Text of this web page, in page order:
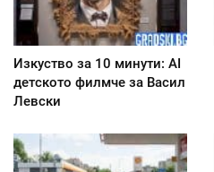
Изкуство за 10 минути: AI
детското филмче за Васил
Левски